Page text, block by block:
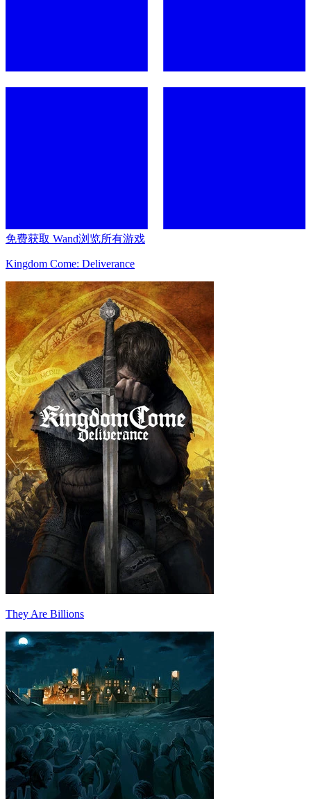
免费获取 Wand浏览所有游戏
Kingdom Come: Deliverance
They Are Billions